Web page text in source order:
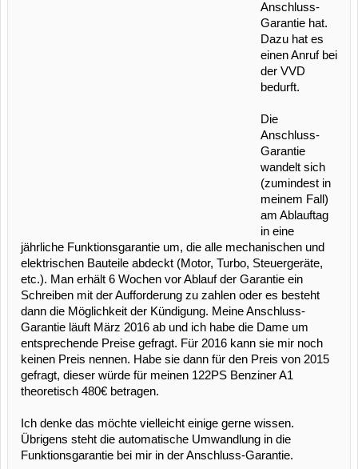
Anschluss-
Garantie hat.
Dazu hat es
einen Anruf bei
der VVD
bedurft.
Die
Anschluss-
Garantie
wandelt sich
(zumindest in
meinem Fall)
am Ablauftag
in eine
jährliche Funktionsgarantie um, die alle mechanischen und
elektrischen Bauteile abdeckt (Motor, Turbo, Steuergeräte,
etc.). Man erhält 6 Wochen vor Ablauf der Garantie ein
Schreiben mit der Aufforderung zu zahlen oder es besteht
dann die Möglichkeit der Kündigung. Meine Anschluss-
Garantie läuft März 2016 ab und ich habe die Dame um
entsprechende Preise gefragt. Für 2016 kann sie mir noch
keinen Preis nennen. Habe sie dann für den Preis von 2015
gefragt, dieser würde für meinen 122PS Benziner A1
theoretisch 480€ betragen.
Ich denke das möchte vielleicht einige gerne wissen.
Übrigens steht die automatische Umwandlung in die
Funktionsgarantie bei mir in der Anschluss-Garantie.